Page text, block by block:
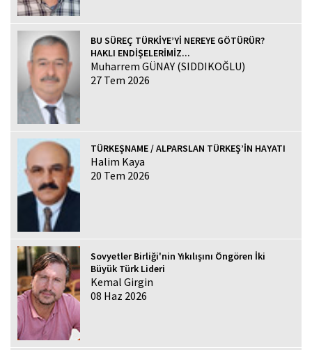
BU SÜREÇ TÜRKİYE’Yİ NEREYE GÖTÜRÜR?
HAKLI ENDİŞELERİMİZ...
Muharrem GÜNAY (SIDDIKOĞLU)
27 Tem 2026
TÜRKEŞNAME / ALPARSLAN TÜRKEŞ’İN HAYATI
Halim Kaya
20 Tem 2026
Sovyetler Birliği'nin Yıkılışını Öngören İki
Büyük Türk Lideri
Kemal Girgin
08 Haz 2026